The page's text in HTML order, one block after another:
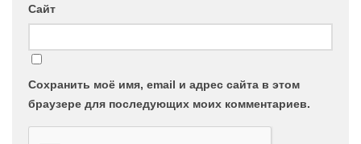
Сайт
Сохранить моё имя, email и адрес сайта в этом
браузере для последующих моих комментариев.